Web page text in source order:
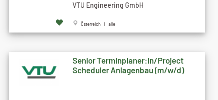
VTU Engineering GmbH
Österreich | alle...
Senior Terminplaner:in/Project
Scheduler Anlagenbau (m/w/d)